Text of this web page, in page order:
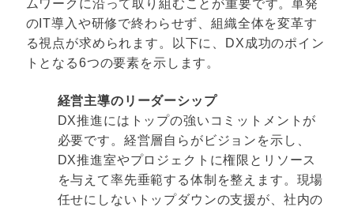
ムワークに沿って取り組むことが重要です。単発
のIT導入や研修で終わらせず、組織全体を変革す
る視点が求められます。以下に、DX成功のポイン
トとなる6つの要素を示します。
経営主導のリーダーシップ
DX推進にはトップの強いコミットメントが
必要です。経営層自らがビジョンを示し、
DX推進室やプロジェクトに権限とリソース
を与えて率先垂範する体制を整えます。現場
任せにしないトップダウンの支援が、社内の